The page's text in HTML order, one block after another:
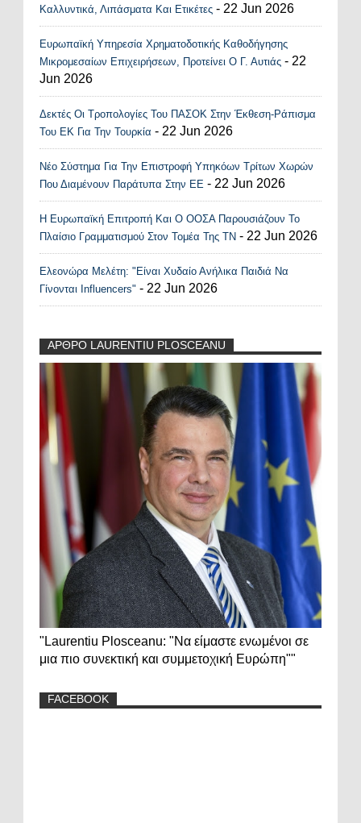
Καλλυντικά, Λιπάσματα Και Ετικέτες - 22 Jun 2026
Ευρωπαϊκή Υπηρεσία Χρηματοδοτικής Καθοδήγησης
Μικρομεσαίων Επιχειρήσεων, Προτείνει Ο Γ. Αυτιάς - 22
Jun 2026
Δεκτές Οι Τροπολογίες Του ΠΑΣΟΚ Στην Έκθεση-Ράπισμα
Του ΕΚ Για Την Τουρκία - 22 Jun 2026
Νέο Σύστημα Για Την Επιστροφή Υπηκόων Τρίτων Χωρών
Που Διαμένουν Παράτυπα Στην ΕΕ - 22 Jun 2026
Η Ευρωπαϊκή Επιτροπή Και Ο ΟΟΣΑ Παρουσιάζουν Το
Πλαίσιο Γραμματισμού Στον Τομέα Της ΤΝ - 22 Jun 2026
Ελεονώρα Μελέτη: "Είναι Χυδαίο Ανήλικα Παιδιά Να
Γίνονται Influencers" - 22 Jun 2026
ΑΡΘΡΟ LAURENTIU PLOSCEANU
"Laurentiu Plosceanu: "Να είμαστε ενωμένοι σε
μια πιο συνεκτική και συμμετοχική Ευρώπη""
FACEBOOK